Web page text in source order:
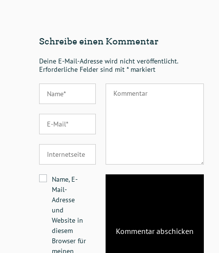
Schreibe einen Kommentar
Deine E-Mail-Adresse wird nicht veröffentlicht.
Erforderliche Felder sind mit *markiert
Name, E-
Mail-
Adresse
und
Website in
diesem
Browser für
meinen